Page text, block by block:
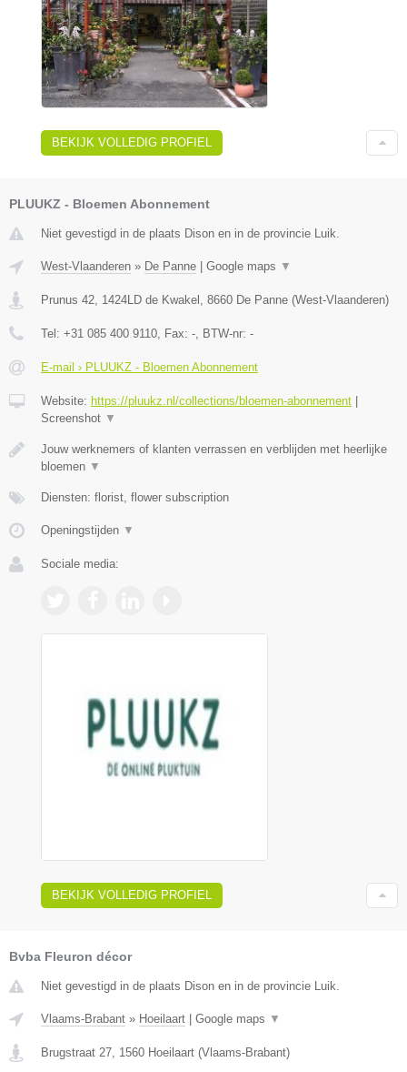
BEKIJK VOLLEDIG PROFIEL
PLUUKZ - Bloemen Abonnement
Niet gevestigd in de plaats Dison en in de provincie Luik.
West-Vlaanderen » De Panne Google maps ▼
Prunus 42, 1424LD de Kwakel , 8660 De Panne (West-Vlaanderen)
Tel: +31 085 400 9110, Fax: -, BTW-nr: -
E-mail › PLUUKZ - Bloemen Abonnement
Website: https://pluukz.nl/collections/bloemen-abonnement
Screenshot ▼
Jouw werknemers of klanten verrassen en verblijden met heerlijke
bloemen ▼
Diensten: florist, flower subscription
Openingstijden ▼
Sociale media:
BEKIJK VOLLEDIG PROFIEL
Bvba Fleuron décor
Niet gevestigd in de plaats Dison en in de provincie Luik.
Vlaams-Brabant » Hoeilaart Google maps ▼
Brugstraat 27, 1560 Hoeilaart (Vlaams-Brabant)